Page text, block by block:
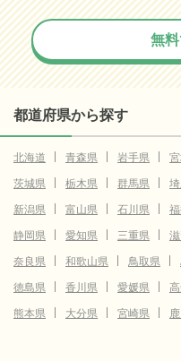
無
都道府県から探す
北海道 青森県 岩手県
茨城県
栃木県 群馬県
新潟県
富山県 石川県
静岡県
愛知県 三重県
奈良県
和歌山県 鳥取県
徳島県
香川県 愛媛県
熊本県
大分県 宮崎県